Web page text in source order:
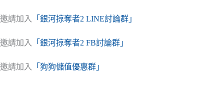
NT$30
到
邀請加入 「銀河掠奪者2 LINE討論群」
邀請加入 「銀河掠奪者2 FB討論群」
邀請加入 「狗狗儲值優惠群」